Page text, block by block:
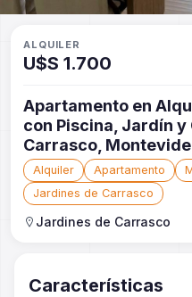
ALQUILER
U$S 1.700
Apartamento en
con Piscina, Jardín
Carrasco,
Alquiler Apartamento
Jardines de Carrasco
Jardines de Carrasco
Características